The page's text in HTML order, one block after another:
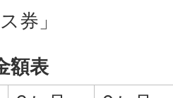
券」
額表